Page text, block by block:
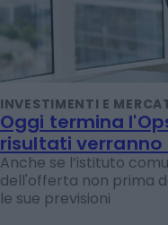
INVESTIMENTI E
Oggi termina
risultati
Anche se l’istituto
dell'offerta non prima
le sue previsioni